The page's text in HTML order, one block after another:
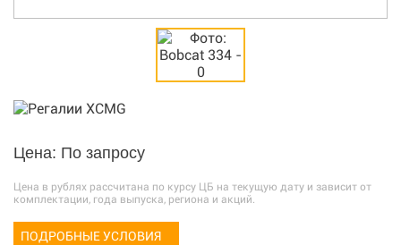
Цена: По запросу
Цена в рублях рассчитана по курсу ЦБ на текущую дату и зависит от
комплектации, года выпуска, региона и акций.
ПОДРОБНЫЕ УСЛОВИЯ